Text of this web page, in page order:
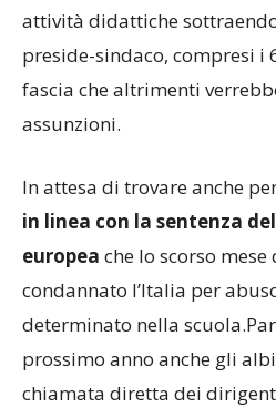
attività didattiche
preside-sindaco, compresi i
fascia che altrimenti
assunzioni.
In attesa di trovare anche
in linea con la sentenza
europea che lo scorso
condannato l’Italia per
determinato nella
prossimo anno anche gli
chiamata diretta dei